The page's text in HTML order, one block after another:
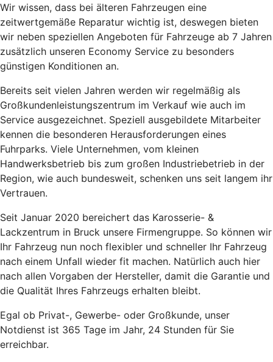
Wir wissen, dass bei älteren Fahrzeugen eine
zeitwertgemäße Reparatur wichtig ist, deswegen bieten
wir neben speziellen Angeboten für Fahrzeuge ab 7 Jahren
zusätzlich unseren Economy Service zu besonders
günstigen Konditionen an.
Bereits seit vielen Jahren werden wir regelmäßig als
Großkundenleistungszentrum im Verkauf wie auch im
Service ausgezeichnet. Speziell ausgebildete Mitarbeiter
kennen die besonderen Herausforderungen eines
Fuhrparks. Viele Unternehmen, vom kleinen
Handwerksbetrieb bis zum großen Industriebetrieb in der
Region, wie auch bundesweit, schenken uns seit langem ihr
Vertrauen.
Seit Januar 2020 bereichert das Karosserie- &
Lackzentrum in Bruck unsere Firmengruppe. So können wir
Ihr Fahrzeug nun noch flexibler und schneller Ihr Fahrzeug
nach einem Unfall wieder fit machen. Natürlich auch hier
nach allen Vorgaben der Hersteller, damit die Garantie und
die Qualität Ihres Fahrzeugs erhalten bleibt.
Egal ob Privat-, Gewerbe- oder Großkunde, unser
Notdienst ist 365 Tage im Jahr, 24 Stunden für Sie
erreichbar.